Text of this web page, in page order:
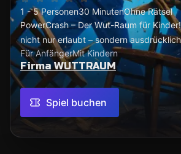
1 - 5 Personen30 MinutenOhne Rätsel
PowerCrash – Der Wut-Raum für
nicht nur erlaubt – sondern
Für AnfängerMit Kindern
Firma WUTTRAUM
Spiel buchen